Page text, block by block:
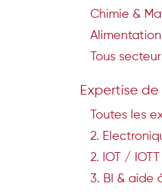
Chimie &
Alimentation
Tous
Expertise de
Toutes les
2.
2. IOT / IOTT
3. BI & aide